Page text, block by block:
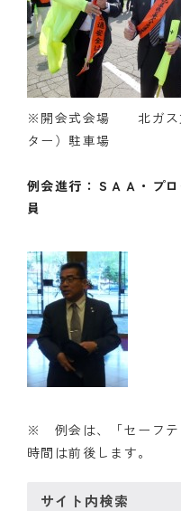
※開会式会場 北ガス
ター）駐車場
例会進行：ＳＡＡ・
員
※ 例会は、「セーフテ
時間は前後します。
サイト内検索